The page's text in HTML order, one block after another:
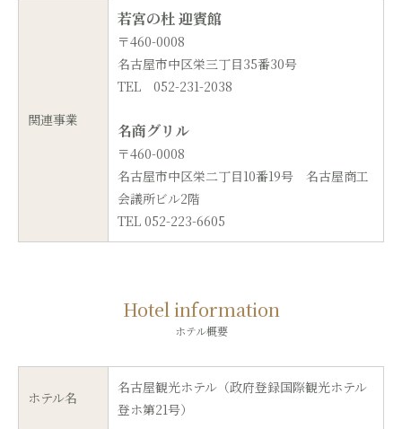
関連事業
若宮の杜 迎賓館
〒460-0008
名古屋市中区栄三丁目35番30号
TEL 052-231-2038
名商グリル
〒460-0008
名古屋市中区栄二丁目10番19号 名古屋商工
会議所ビル2階
TEL 052-223-6605
Hotel information
ホテル概要
ホテル名
名古屋観光ホテル（政府登録国際観光ホテル
登ホ第21号）